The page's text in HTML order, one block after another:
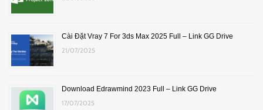
Cài Đặt Vray 7 For 3ds Max 2025 Full – Link GG Drive
21/07/2025
Download Edrawmind 2023 Full – Link GG Drive
17/07/2025